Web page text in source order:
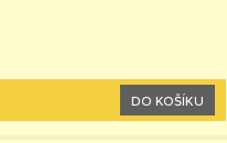
DO KOŠÍKU